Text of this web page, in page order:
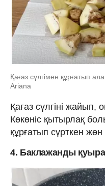
Қағаз сүлгімен құрғатып
Ariana
Қағаз сүлгіні
Көкөніс қытырлақ
құрғатып сүрткен
4. Баклажанды